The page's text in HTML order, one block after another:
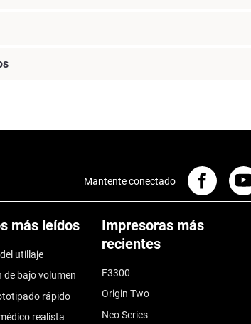
más leídos
utillaje
de bajo volumen
rápido
realista
Impresoras más
recientes
F3300
Origin Two
Neo Series
Mantente conectado